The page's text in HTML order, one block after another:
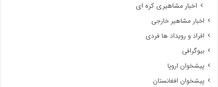
اخبار مشاهیری کره ای
اخبار مشاهیر خارجی
افراد و رویداد ها فردی
بیوگرافی
پیشخوان اروپا
پیشخوان افغانستان